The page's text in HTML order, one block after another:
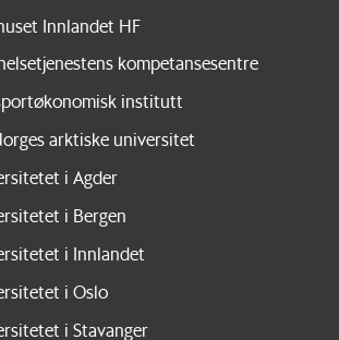
Innlandet HF
kompetansesentre
institutt
arktiske universitet
i Agder
i Bergen
i Innlandet
i Oslo
i Stavanger